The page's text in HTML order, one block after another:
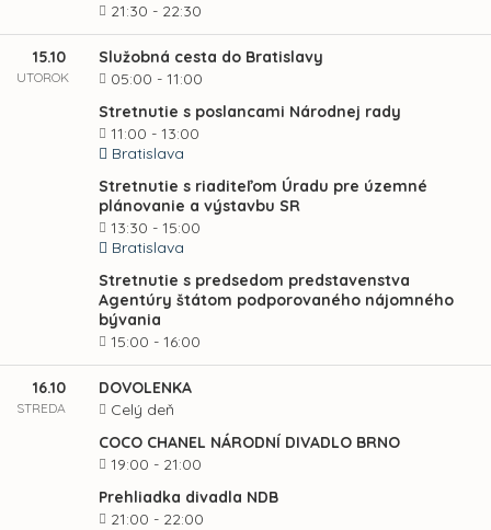
21:30 - 22:30
15.10
UTOROK
Služobná cesta do Bratislavy
05:00 - 11:00
Stretnutie s poslancami Národnej rady
11:00 - 13:00
Bratislava
Stretnutie s riaditeľom Úradu pre územné
plánovanie a výstavbu SR
13:30 - 15:00
Bratislava
Stretnutie s predsedom predstavenstva
Agentúry štátom podporovaného nájomného
bývania
15:00 - 16:00
16.10
STREDA
DOVOLENKA
Celý deň
COCO CHANEL NÁRODNÍ DIVADLO BRNO
19:00 - 21:00
Prehliadka divadla NDB
21:00 - 22:00